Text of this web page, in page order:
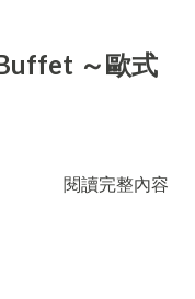
～歐式
閱讀完整內容